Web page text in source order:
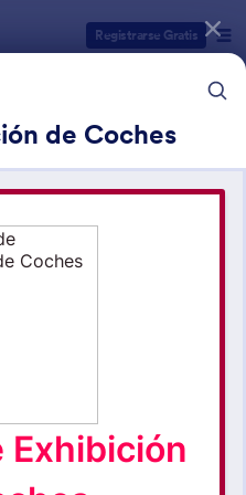
Registrarse Gratis
de Coches